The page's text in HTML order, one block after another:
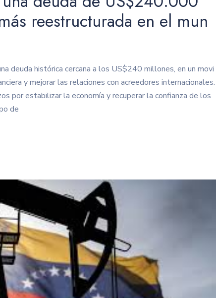
reestructurada en el mun
deuda histórica cercana a los US$240 millones, en un movi
y mejorar las relaciones con acreedores internacionales.
por estabilizar la economía y recuperar la confianza de los
de